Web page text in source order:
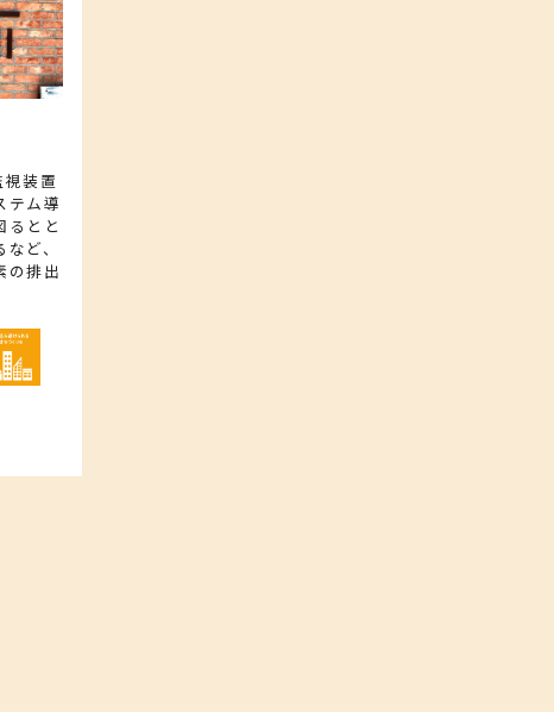
装置
テム導
るとと
ど、
の排出